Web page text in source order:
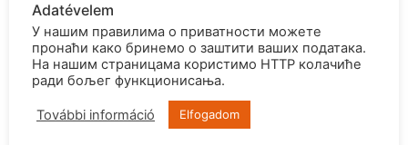
Tamron je na taj način postigao da njegovi proizvodi budu
vrhunskog kvaliteta i konkurentne cene.
Adatévelem
У нашим правилима о приватности можете
пронаћи како бринемо о заштити ваших података.
На нашим страницама користимо HTTP колачиће
ради бољег функционисања.
További információ Elfogadom